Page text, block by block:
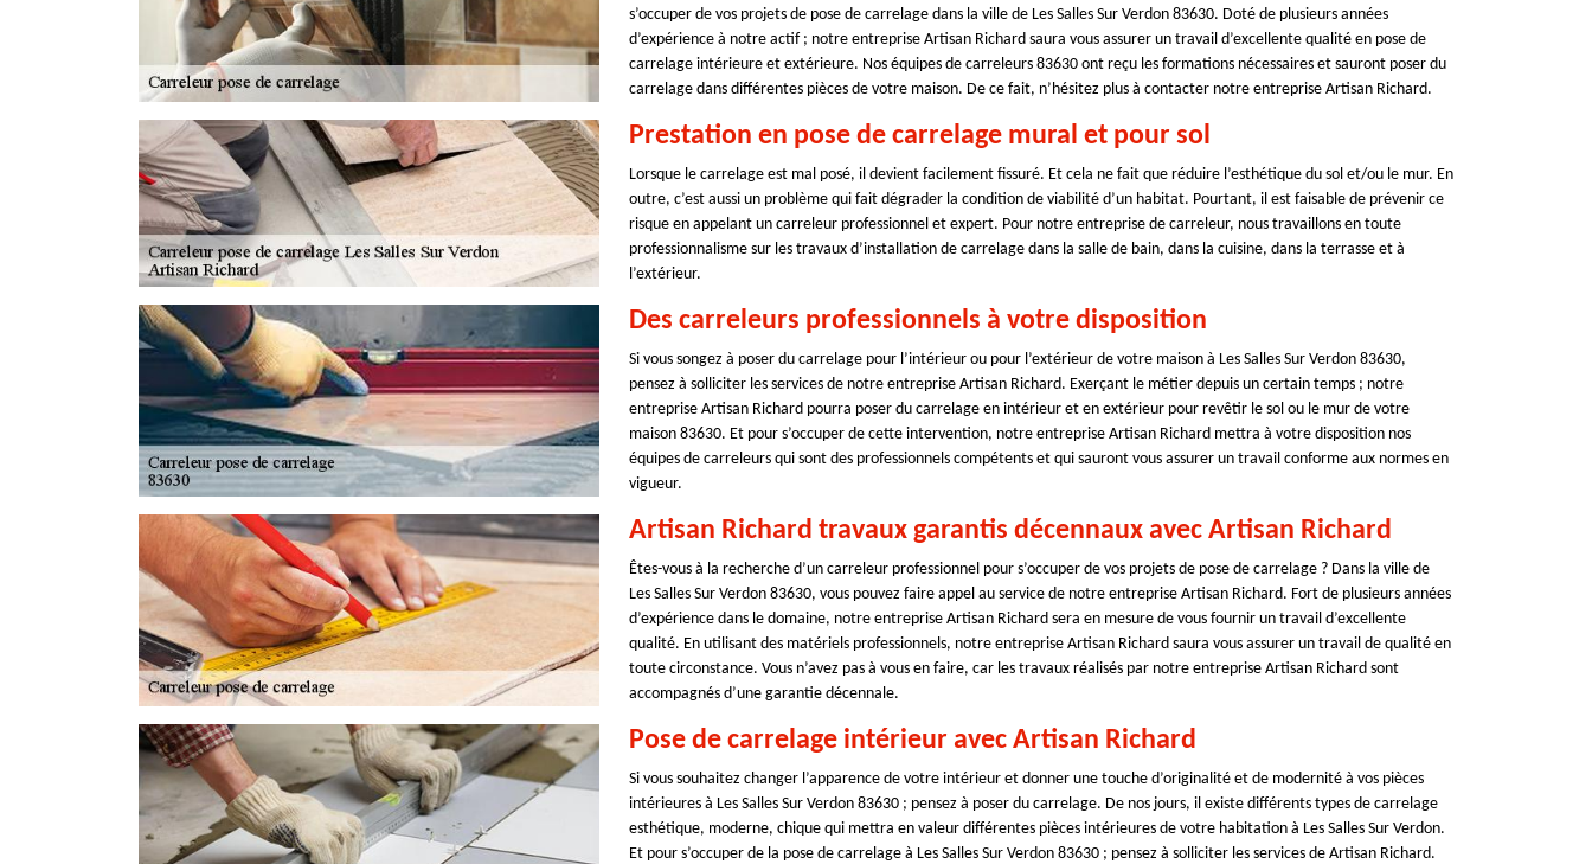
s’occuper de vos projets de pose de carrelage dans la ville de Les Salles Sur Verdon 83630. Doté de plusieurs années
d’expérience à notre actif ; notre entreprise Artisan Richard saura vous assurer un travail d’excellente qualité en pose de
carrelage intérieure et extérieure. Nos équipes de carreleurs 83630 ont reçu les formations nécessaires et sauront poser du
carrelage dans différentes pièces de votre maison. De ce fait, n’hésitez plus à contacter notre entreprise Artisan Richard.
Prestation en pose de carrelage mural et pour sol
Lorsque le carrelage est mal posé, il devient facilement fissuré. Et cela ne fait que réduire l’esthétique du sol et/ou le mur. En
outre, c’est aussi un problème qui fait dégrader la condition de viabilité d’un habitat. Pourtant, il est faisable de prévenir ce
risque en appelant un carreleur professionnel et expert. Pour notre entreprise de carreleur, nous travaillons en toute
professionnalisme sur les travaux d’installation de carrelage dans la salle de bain, dans la cuisine, dans la terrasse et à
l’extérieur.
Des carreleurs professionnels à votre disposition
Si vous songez à poser du carrelage pour l’intérieur ou pour l’extérieur de votre maison à Les Salles Sur Verdon 83630,
pensez à solliciter les services de notre entreprise Artisan Richard. Exerçant le métier depuis un certain temps ; notre
entreprise Artisan Richard pourra poser du carrelage en intérieur et en extérieur pour revêtir le sol ou le mur de votre
maison 83630. Et pour s’occuper de cette intervention, notre entreprise Artisan Richard mettra à votre disposition nos
équipes de carreleurs qui sont des professionnels compétents et qui sauront vous assurer un travail conforme aux normes en
vigueur.
Artisan Richard travaux garantis décennaux avec Artisan Richard
Êtes-vous à la recherche d’un carreleur professionnel pour s’occuper de vos projets de pose de carrelage ? Dans la ville de
Les Salles Sur Verdon 83630, vous pouvez faire appel au service de notre entreprise Artisan Richard. Fort de plusieurs années
d’expérience dans le domaine, notre entreprise Artisan Richard sera en mesure de vous fournir un travail d’excellente
qualité. En utilisant des matériels professionnels, notre entreprise Artisan Richard saura vous assurer un travail de qualité en
toute circonstance. Vous n’avez pas à vous en faire, car les travaux réalisés par notre entreprise Artisan Richard sont
accompagnés d’une garantie décennale.
Pose de carrelage intérieur avec Artisan Richard
Si vous souhaitez changer l’apparence de votre intérieur et donner une touche d’originalité et de modernité à vos pièces
intérieures à Les Salles Sur Verdon 83630 ; pensez à poser du carrelage. De nos jours, il existe différents types de carrelage
esthétique, moderne, chique qui mettra en valeur différentes pièces intérieures de votre habitation à Les Salles Sur Verdon.
Et pour s’occuper de la pose de carrelage à Les Salles Sur Verdon 83630 ; pensez à solliciter les services de Artisan Richard.